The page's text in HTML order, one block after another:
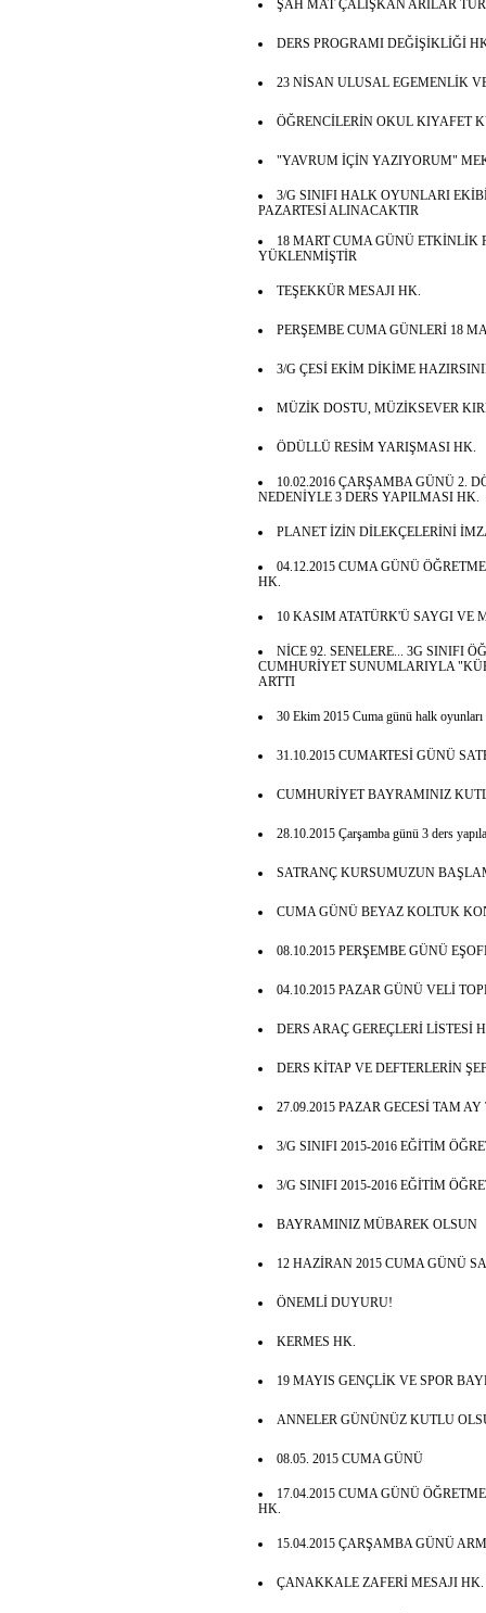
ŞAH MAT ÇALIŞKAN ARILAR
DERS PROGRAMI DEĞİŞİKLİĞİ
23 NİSAN ULUSAL EGEMENLİK
ÖĞRENCİLERİN OKUL KIYAFET
"YAVRUM İÇİN YAZIYORUM"
3/G SINIFI HALK OYUNLARI
PAZARTESİ ALINACAKTIR
18 MART CUMA GÜNÜ ETKİNLİK
YÜKLENMİŞTİR
TEŞEKKÜR MESAJI HK.
PERŞEMBE CUMA GÜNLERİ 18
3/G ÇESİ EKİM DİKİME
MÜZİK DOSTU, MÜZİKSEVER
ÖDÜLLÜ RESİM YARIŞMASI HK.
10.02.2016 ÇARŞAMBA GÜNÜ 2.
NEDENİYLE 3 DERS YAPILMASI HK.
PLANET İZİN DİLEKÇELERİNİ
04.12.2015 CUMA GÜNÜ
HK.
10 KASIM ATATÜRK'Ü SAYGI VE
NİCE 92. SENELERE... 3G SINIFI
CUMHURİYET SUNUMLARIYLA
ARTTI
30 Ekim 2015 Cuma günü halk oyunları
31.10.2015 CUMARTESİ GÜNÜ
CUMHURİYET BAYRAMINIZ
28.10.2015 Çarşamba günü 3 ders
SATRANÇ KURSUMUZUN
CUMA GÜNÜ BEYAZ KOLTUK
08.10.2015 PERŞEMBE GÜNÜ
04.10.2015 PAZAR GÜNÜ VELİ
DERS ARAÇ GEREÇLERİ LİSTESİ
DERS KİTAP VE DEFTERLERİN
27.09.2015 PAZAR GECESİ TAM
3/G SINIFI 2015-2016 EĞİTİM
3/G SINIFI 2015-2016 EĞİTİM
BAYRAMINIZ MÜBAREK OLSUN
12 HAZİRAN 2015 CUMA GÜNÜ
ÖNEMLİ DUYURU!
KERMES HK.
19 MAYIS GENÇLİK VE SPOR
ANNELER GÜNÜNÜZ KUTLU
08.05. 2015 CUMA GÜNÜ
17.04.2015 CUMA GÜNÜ
HK.
15.04.2015 ÇARŞAMBA GÜNÜ
ÇANAKKALE ZAFERİ MESAJI HK.